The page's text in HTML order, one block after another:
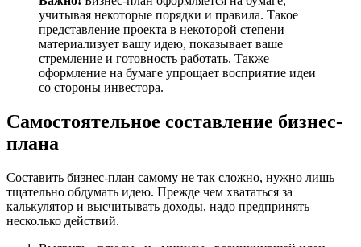
учитывая некоторые порядки и правила. Такое
представление проекта в некоторой степени
материализует вашу идею, показывает ваше
стремление и готовность работать. Также
оформление на бумаге упрощает восприятие идеи
со стороны инвестора.
Самостоятельное составление бизнес-
плана
Составить бизнес-план самому не так сложно, нужно лишь
тщательно обдумать идею. Прежде чем хвататься за
калькулятор и высчитывать доходы, надо предпринять
несколько действий.